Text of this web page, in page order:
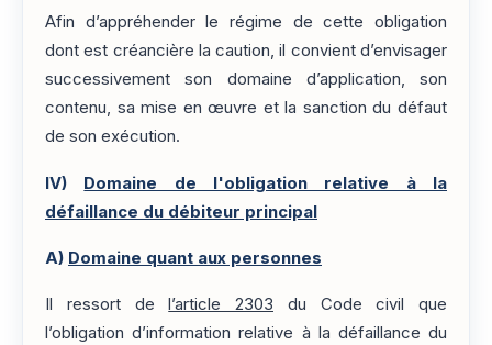
Afin d’appréhender le régime de cette obligation
dont est créancière la caution, il convient d’envisager
successivement son domaine d’application, son
contenu, sa mise en œuvre et la sanction du défaut
de son exécution.
IV) Domaine de l'obligation relative à la
défaillance du débiteur principal
A) Domaine quant aux personnes
Il ressort del’article 2303 du Code civil que
l’obligation d’information relative à la défaillance du